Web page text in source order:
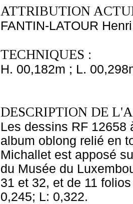
ATTRIBUTION
FANTIN-LATOUR Henri
TECHNIQUES :
H. 00,182m ; L.
DESCRIPTION DE
Les dessins RF 12658
album oblong relié en
Michallet est apposé
du Musée du
31 et 32, et de 11
0,245; L: 0,322.